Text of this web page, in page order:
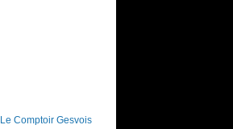
Le Comptoir Gesvois